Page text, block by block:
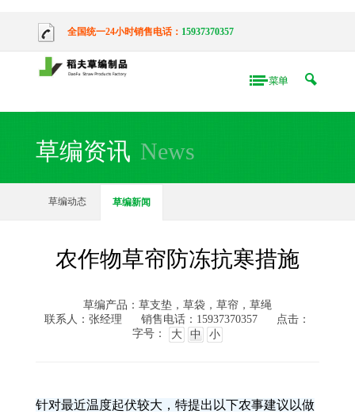
全国统一24小时销售电话： 15937370357
草编资讯 News
草编动态 草编新闻
农作物草帘防冻抗寒措施
草编产品：草支垫，草袋，草帘，草绳
联系人：张经理
销售电话：15937370357
点击：
字号：
大 中 小
针对最近温度起伏较大，特提出以下农事建议以做